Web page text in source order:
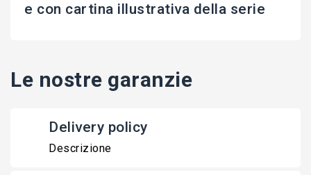
e con cartina illustrativa della serie
Le nostre garanzie
Delivery policy
Descrizione